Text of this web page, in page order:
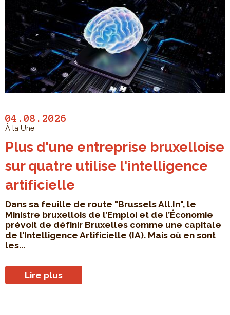
04.08.2026
À la Une
Plus d'une entreprise bruxelloise
sur quatre utilise l'intelligence
artificielle
Dans sa feuille de route "Brussels All.In", le
Ministre bruxellois de l’Emploi et de l’Économie
prévoit de définir Bruxelles comme une capitale
de l’Intelligence Artificielle (IA). Mais où en sont
les...
Lire plus